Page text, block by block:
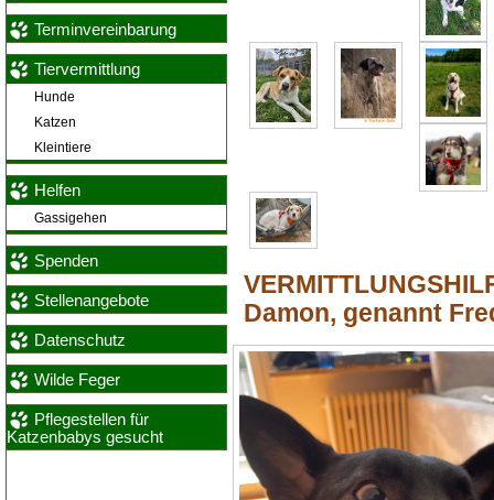
Damon, genannt
Terminvereinbarung
Tiervermittlung
Hunde
Katzen
Kleintiere
Helfen
Gassigehen
Spenden
Stellenangebote
Datenschutz
Wilde Feger
Pflegestellen für
Katzenbabys gesucht